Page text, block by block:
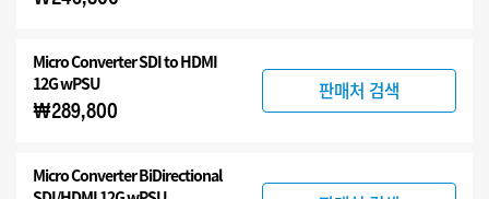
Micro ConverterSDI to HDMI
12G wPSU
₩289,800
판매처 검색
Micro ConverterBiDirectional